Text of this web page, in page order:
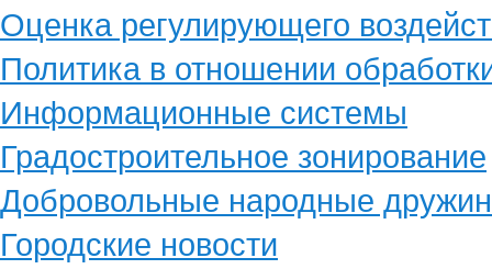
Оценка регулирующего
Политика в отношении
Информационные системы
Градостроительное зонирование
Добровольные народные
Городские новости